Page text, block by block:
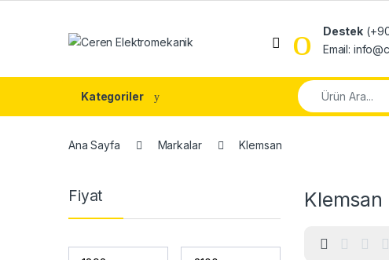
Destek
Email:
Kategoriler
Search for:
Ana Sayfa Markalar Klemsan
Klemsan
Fiyat